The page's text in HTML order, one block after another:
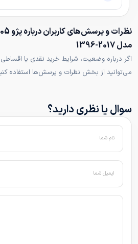
مدل 2017-1396
اگر درباره وضعیت، شرایط خرید نقدی یا
می‌توانید از بخش نظرات و پرسش‌ها استفاده
سوال یا نظری دارید؟
نام شما
ایمیل شما